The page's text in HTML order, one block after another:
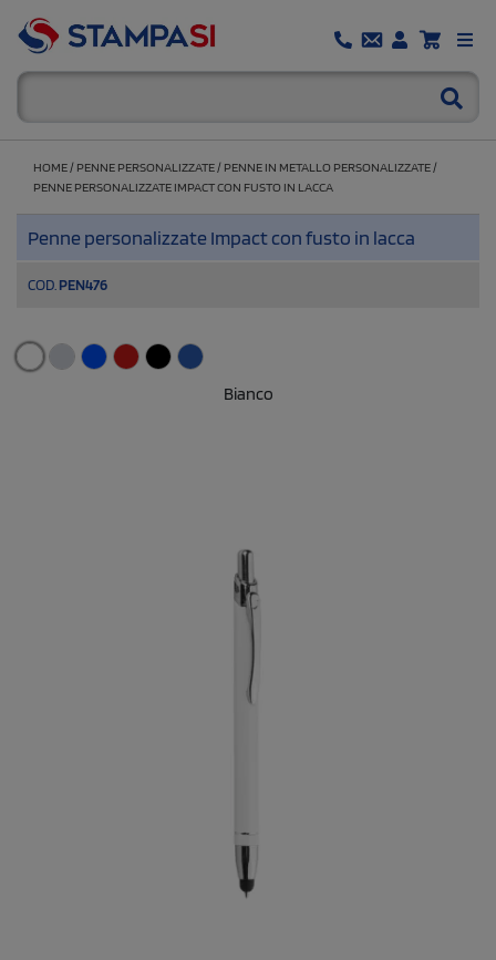
HOME / PENNE PERSONALIZZATE / PENNE IN METALLO PERSONALIZZATE /
PENNE PERSONALIZZATE IMPACT CON FUSTO IN LACCA
Penne personalizzate Impact con fusto in lacca
COD. PEN476
Bianco